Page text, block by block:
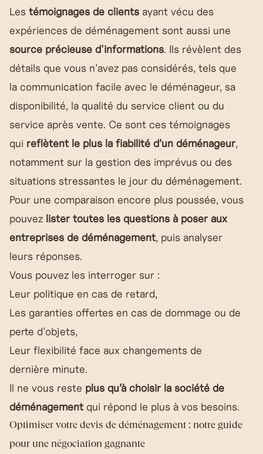
Les témoignages de clients ayant vécu des
expériences de déménagement sont aussi une
source précieuse d'informations. Ils révèlent des
détails que vous n'avez pas considérés, tels que
la communication facile avec le déménageur, sa
disponibilité, la qualité du service client ou du
service après vente. Ce sont ces témoignages
qui reflètent le plus la fiabilité d’un déménageur,
notamment sur la gestion des imprévus ou des
situations stressantes le jour du déménagement.
Pour une comparaison encore plus poussée, vous
pouvez lister toutes les questions à poser aux
entreprises de déménagement, puis analyser
leurs réponses.
Vous pouvez les interroger sur :
Leur politique en cas de retard,
Les garanties offertes en cas de dommage ou de
perte d'objets,
Leur flexibilité face aux changements de
dernière minute.
Il ne vous reste plus qu’à choisir la société de
déménagement qui répond le plus à vos besoins.
Optimiser votre devis de déménagement : notre guide
pour une négociation gagnante